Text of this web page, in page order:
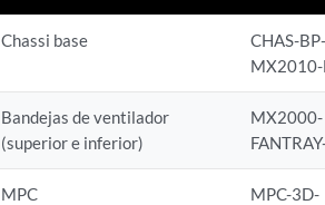
Chassi base
CHAS-BP-
MX2010-
Bandejas de ventilador
(superior e inferior)
MX2000-
MPC
MPC-3D-